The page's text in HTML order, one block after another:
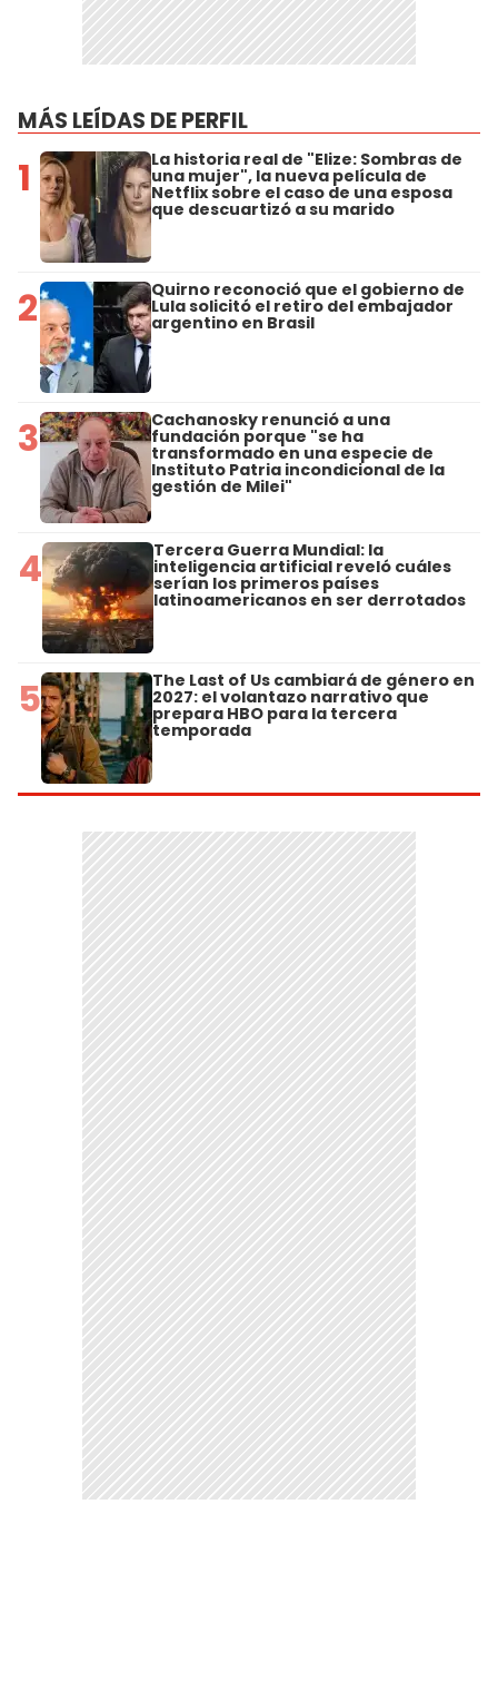
MÁS LEÍDAS DE PERFIL
1 La historia real de "Elize: Sombras de
una mujer", la nueva película de
Netflix sobre el caso de una esposa
que descuartizó a su marido
2 Quirno reconoció que el gobierno de
Lula solicitó el retiro del embajador
argentino en Brasil
3 Cachanosky renunció a una
fundación porque "se ha
transformado en una especie de
Instituto Patria incondicional de la
gestión de Milei"
4 Tercera Guerra Mundial: la
inteligencia artificial reveló cuáles
serían los primeros países
latinoamericanos en ser derrotados
5 The Last of Us cambiará de género en
2027: el volantazo narrativo que
prepara HBO para la tercera
temporada